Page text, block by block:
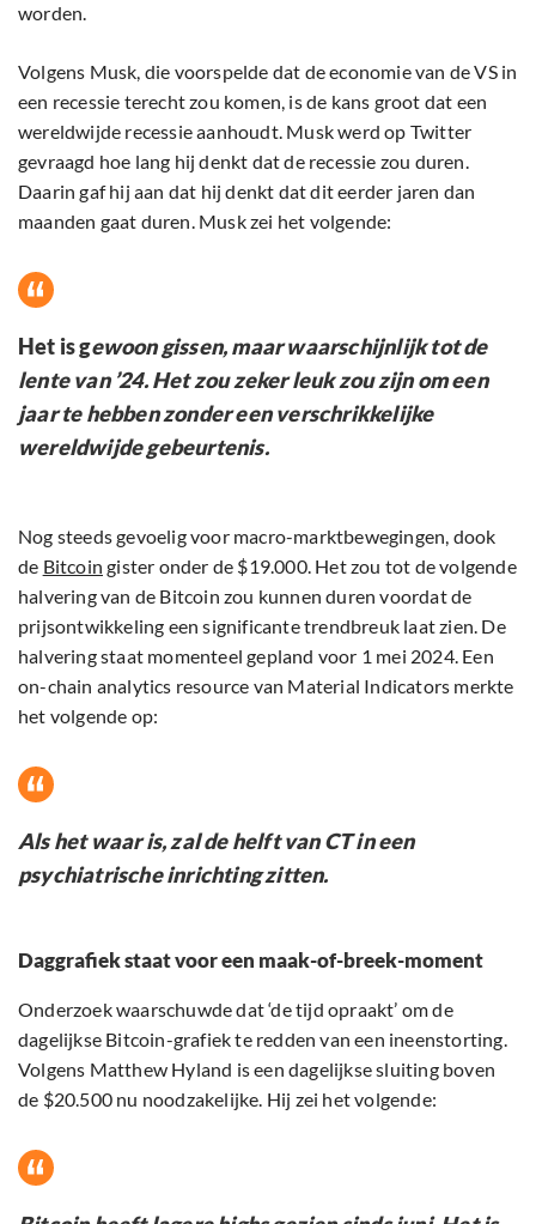
worden.
Volgens Musk, die voorspelde dat de economie van de VS in
een recessie terecht zou komen, is de kans groot dat een
wereldwijde recessie aanhoudt. Musk werd op Twitter
gevraagd hoe lang hij denkt dat de recessie zou duren.
Daarin gaf hij aan dat hij denkt dat dit eerder jaren dan
maanden gaat duren. Musk zei het volgende:
Het is gewoon gissen, maar waarschijnlijk tot de
lente van ’24. Het zou zeker leuk zou zijn om een
jaar te hebben zonder een verschrikkelijke
wereldwijde gebeurtenis.
Nog steeds gevoelig voor macro-marktbewegingen, dook
de Bitcoin gister onder de $19.000. Het zou tot de volgende
halvering van de Bitcoin zou kunnen duren voordat de
prijsontwikkeling een significante trendbreuk laat zien. De
halvering staat momenteel gepland voor 1 mei 2024. Een
on-chain analytics resource van Material Indicators merkte
het volgende op:
Als het waar is, zal de helft van CT in een
psychiatrische inrichting zitten.
Daggrafiek staat voor een maak-of-breek-moment
Onderzoek waarschuwde dat ‘de tijd opraakt’ om de
dagelijkse Bitcoin-grafiek te redden van een ineenstorting.
Volgens Matthew Hyland is een dagelijkse sluiting boven
de $20.500 nu noodzakelijke. Hij zei het volgende: